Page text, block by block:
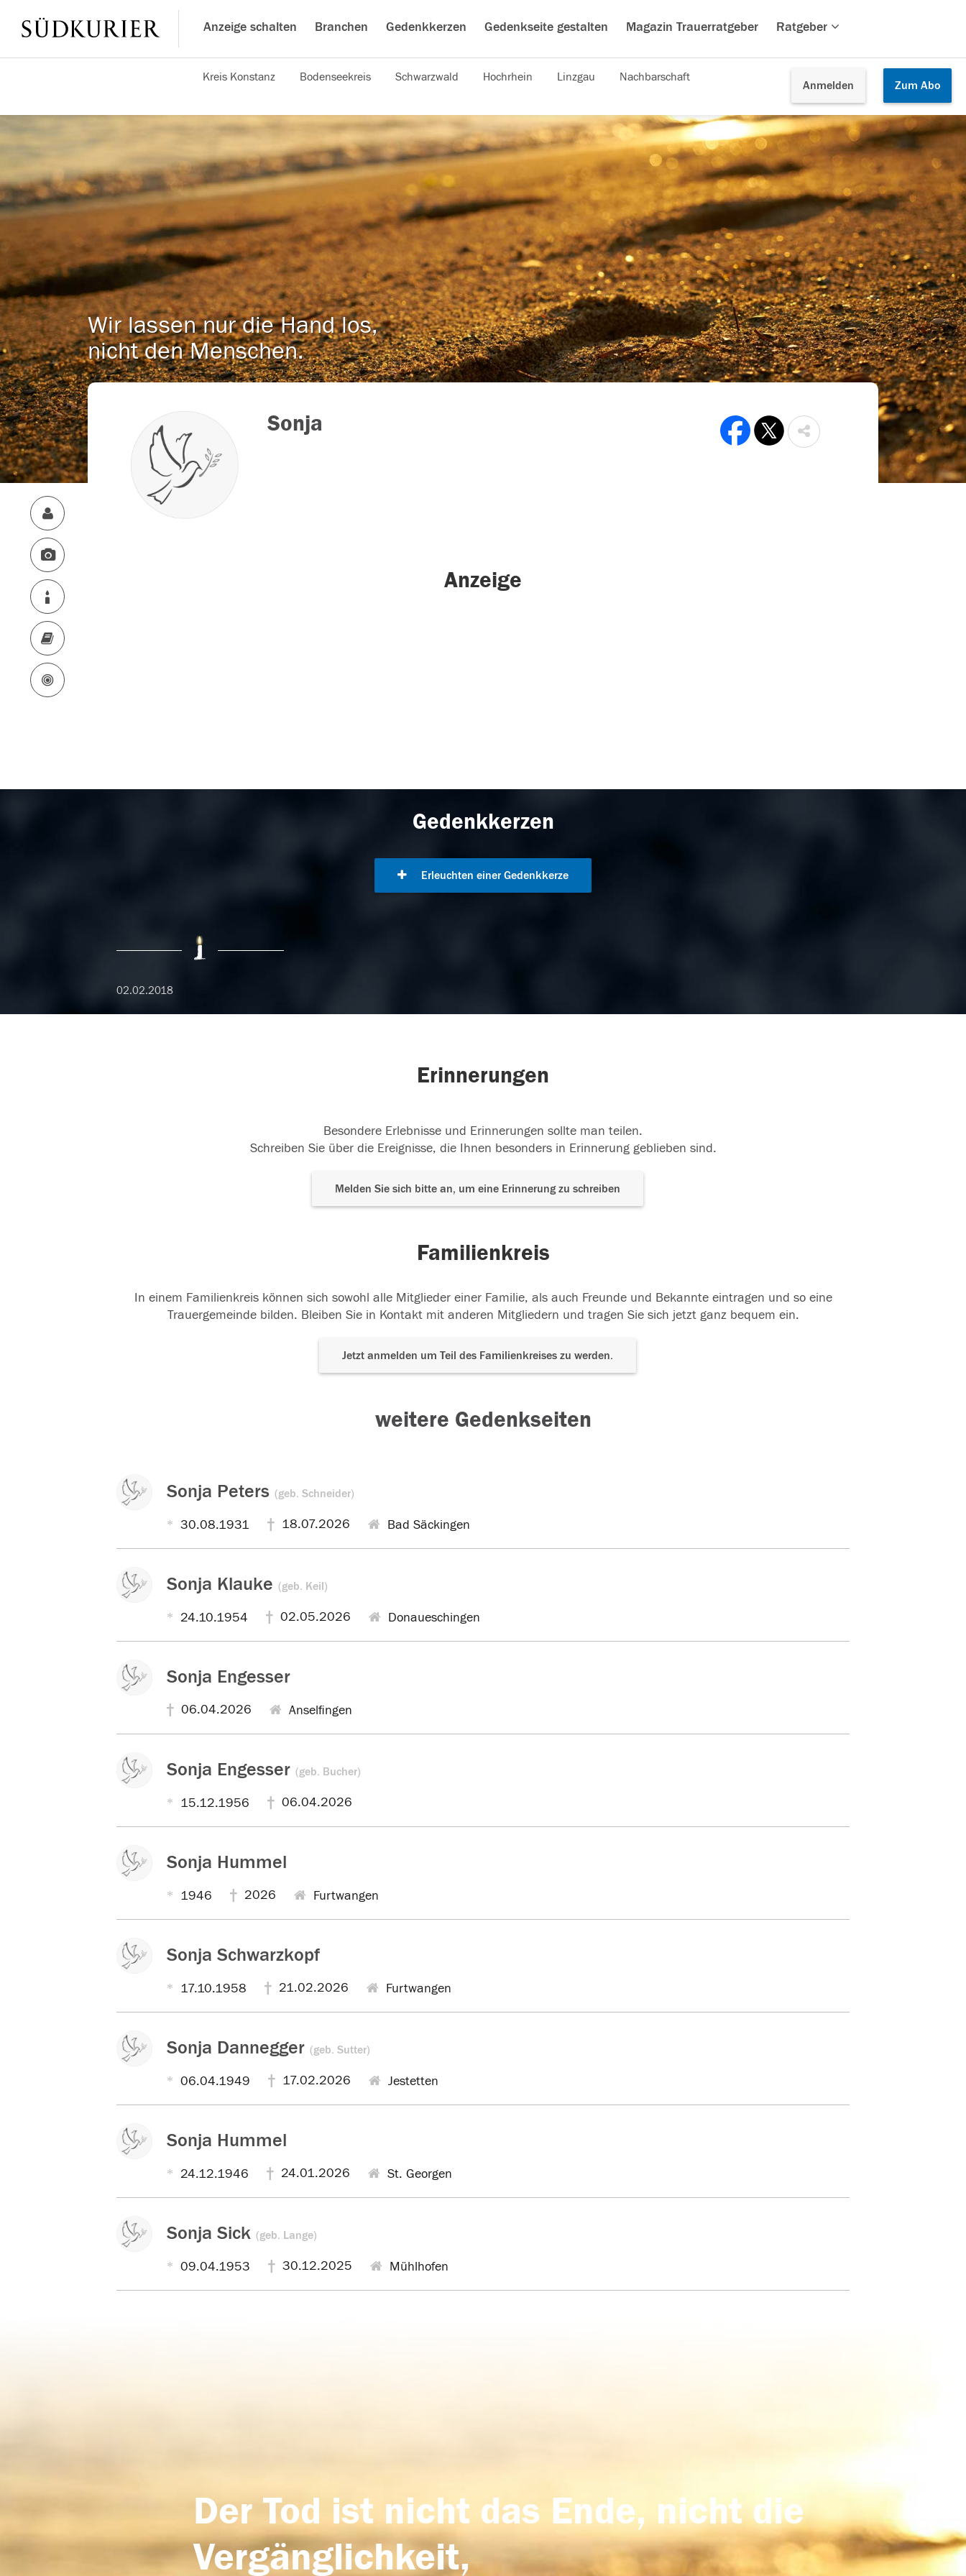
Anzeige schalten Branchen Gedenkkerzen Gedenkseite gestalten Magazin Trauerratgeber Ratgeber
Anmelden Zum Abo
Kreis Konstanz Bodenseekreis Schwarzwald Hochrhein Linzgau Nachbarschaft
Wir lassen nur die Hand los,
nicht den Menschen.
Sonja
Anzeige
Gedenkkerzen
Erleuchten einer Gedenkkerze
02.02.2018
Erinnerungen
Besondere Erlebnisse und Erinnerungen sollte man teilen.
Schreiben Sie über die Ereignisse, die Ihnen besonders in Erinnerung geblieben sind.
Melden Sie sich bitte an, um eine Erinnerung zu schreiben
Familienkreis
In einem Familienkreis können sich sowohl alle Mitglieder einer Familie, als auch Freunde und Bekannte eintragen und so eine
Trauergemeinde bilden. Bleiben Sie in Kontakt mit anderen Mitgliedern und tragen Sie sich jetzt ganz bequem ein.
Jetzt anmelden um Teil des Familienkreises zu werden.
weitere Gedenkseiten
Sonja Peters (geb. Schneider)
30.08.1931 18.07.2026 Bad Säckingen
Sonja Klauke (geb. Keil)
24.10.1954 02.05.2026 Donaueschingen
Sonja Engesser
06.04.2026 Anselfingen
Sonja Engesser (geb. Bucher)
15.12.1956 06.04.2026
Sonja Hummel
1946 2026 Furtwangen
Sonja Schwarzkopf
17.10.1958 21.02.2026 Furtwangen
Sonja Dannegger (geb. Sutter)
06.04.1949 17.02.2026 Jestetten
Sonja Hummel
24.12.1946 24.01.2026 St. Georgen
Sonja Sick (geb. Lange)
09.04.1953 30.12.2025 Mühlhofen
Der Tod ist nicht das Ende, nicht die
Vergänglichkeit,